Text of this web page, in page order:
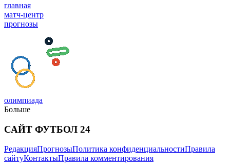
главная
матч-центр
прогнозы
олимпиада
Больше
САЙТ ФУТБОЛ 24
РедакцияПрогнозыПолитика конфиденциальностиПравила
сайтуКонтактыПравила комментирования